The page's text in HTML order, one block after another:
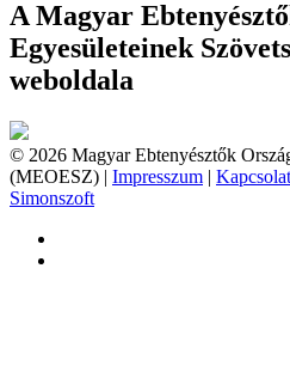
A Magyar
Egyesületeinek
weboldala
© 2026 Magyar Ebtenyésztők
(MEOESZ) | Impresszum | Kapcsolat
Simonszoft